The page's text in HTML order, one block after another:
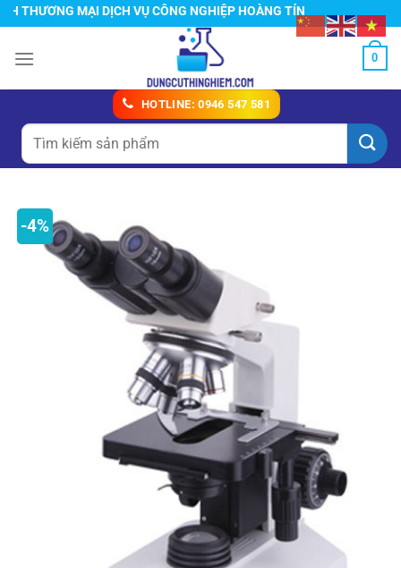
Chuyển
đến
nội
MẠI DỊCH VỤ CÔNG NGHIỆP HOÀNG TÍN
0
HOTLINE: 0946 547 581
Tìm
kiếm:
-4%